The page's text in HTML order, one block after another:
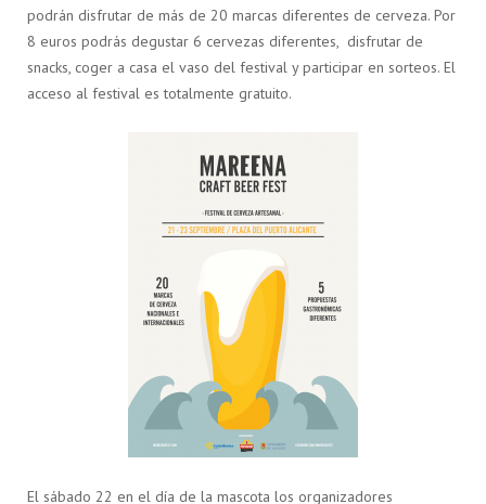
podrán disfrutar de más de 20 marcas diferentes de cerveza. Por
8 euros podrás degustar 6 cervezas diferentes, disfrutar de
snacks, coger a casa el vaso del festival y participar en sorteos. El
acceso al festival es totalmente gratuito.
El sábado 22 en el día de la mascota los organizadores